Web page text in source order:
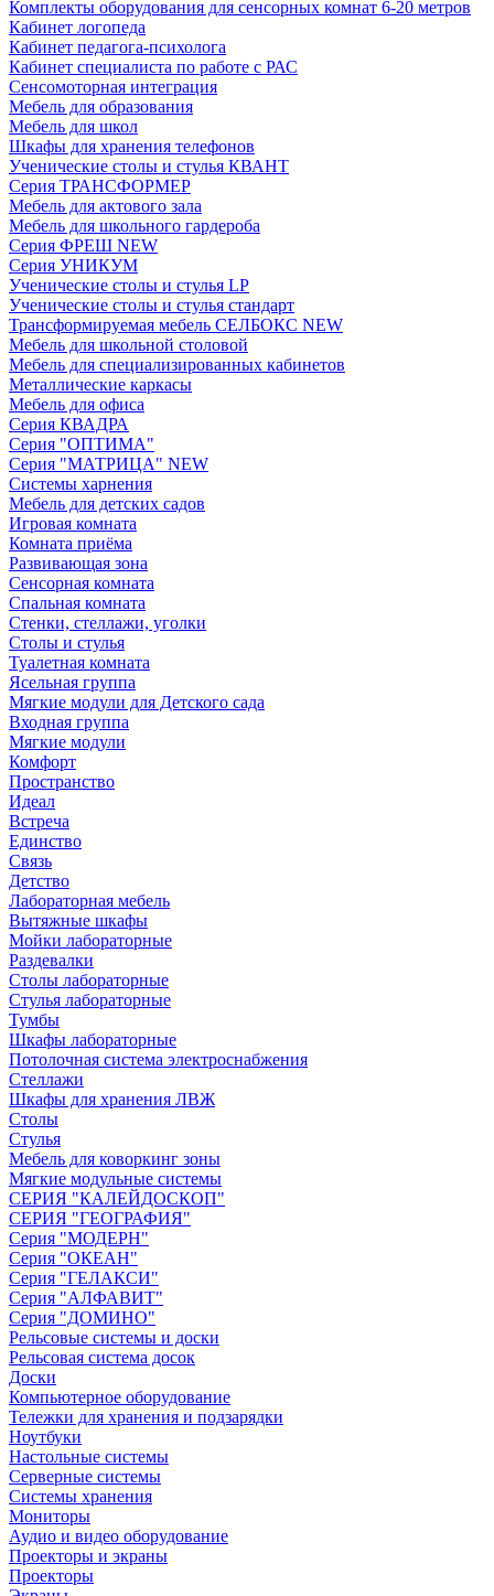
Комплекты оборудования для сенсорных комнат 6-20 метров
Кабинет логопеда
Кабинет педагога-психолога
Кабинет специалиста по работе с РАС
Сенсомоторная интеграция
Мебель для образования
Мебель для школ
Шкафы для хранения телефонов
Ученические столы и стулья КВАНТ
Серия ТРАНСФОРМЕР
Мебель для актового зала
Мебель для школьного гардероба
Серия ФРЕШ NEW
Серия УНИКУМ
Ученические столы и стулья LP
Ученические столы и стулья стандарт
Трансформируемая мебель СЕЛБОКС NEW
Мебель для школьной столовой
Мебель для специализированных кабинетов
Металлические каркасы
Мебель для офиса
Серия КВАДРА
Серия "ОПТИМА"
Серия "МАТРИЦА" NEW
Системы харнения
Мебель для детских садов
Игровая комната
Комната приёма
Развивающая зона
Сенсорная комната
Спальная комната
Стенки, стеллажи, уголки
Столы и стулья
Туалетная комната
Ясельная группа
Мягкие модули для Детского сада
Входная группа
Мягкие модули
Комфорт
Пространство
Идеал
Встреча
Единство
Связь
Детство
Лабораторная мебель
Вытяжные шкафы
Мойки лабораторные
Раздевалки
Столы лабораторные
Стулья лабораторные
Тумбы
Шкафы лабораторные
Потолочная система электроснабжения
Стеллажи
Шкафы для хранения ЛВЖ
Столы
Стулья
Мебель для коворкинг зоны
Мягкие модульные системы
СЕРИЯ "КАЛЕЙДОСКОП"
СЕРИЯ "ГЕОГРАФИЯ"
Серия "МОДЕРН"
Серия "ОКЕАН"
Серия "ГЕЛАКСИ"
Серия "АЛФАВИТ"
Серия "ДОМИНО"
Рельсовые системы и доски
Рельсовая система досок
Доски
Компьютерное оборудование
Тележки для хранения и подзарядки
Ноутбуки
Настольные системы
Серверные системы
Системы хранения
Мониторы
Аудио и видео оборудование
Проекторы и экраны
Проекторы